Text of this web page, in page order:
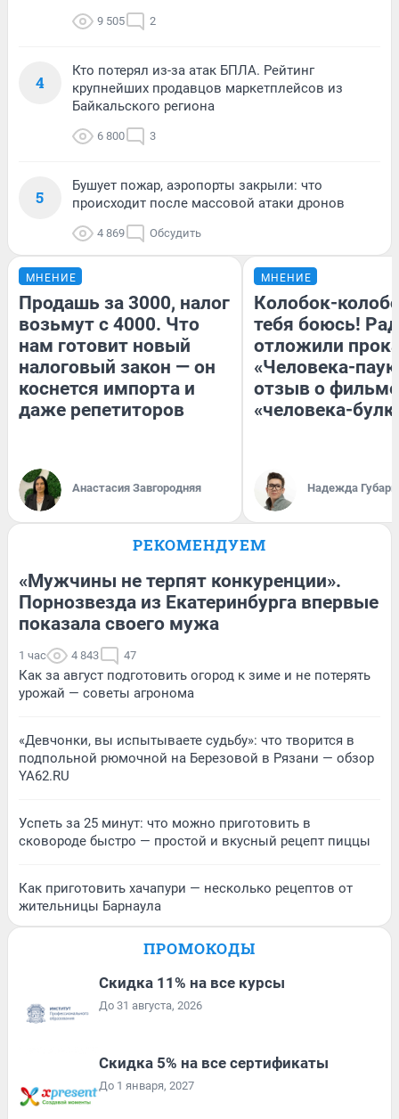
9 505 2
4
Кто потерял из-за атак БПЛА. Рейтинг
крупнейших продавцов маркетплейсов из
Байкальского региона
6 800 3
5
Бушует пожар, аэропорты закрыли: что
происходит после массовой атаки дронов
4 869 Обсудить
МНЕНИЕ
Продашь за 3000, налог
возьмут с 4000. Что
нам готовит новый
налоговый закон — он
коснется импорта и
даже репетиторов
Анастасия Завгородняя
МНЕНИЕ
Колобок-
тебя боюсь!
отложили
«Человека-
отзыв о
«человека-
Надежда Губарь
РЕКОМЕНДУЕМ
«Мужчины не терпят конкуренции».
Порнозвезда из Екатеринбурга впервые
показала своего мужа
1 час 4 843 47
Как за август подготовить огород к зиме и не потерять
урожай — советы агронома
«Девчонки, вы испытываете судьбу»: что творится в
подпольной рюмочной на Березовой в Рязани — обзор
YA62.RU
Успеть за 25 минут: что можно приготовить в
сковороде быстро — простой и вкусный рецепт пиццы
Как приготовить хачапури — несколько рецептов от
жительницы Барнаула
ПРОМОКОДЫ
Скидка 11% на все курсы
До 31 августа, 2026
Скидка 5% на все сертификаты
До 1 января, 2027